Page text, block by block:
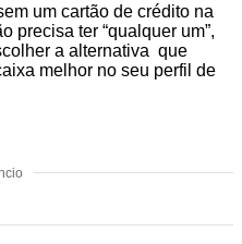
um cartão de crédito na
precisa ter “qualquer um”,
a alternativa que
melhor no seu perfil de